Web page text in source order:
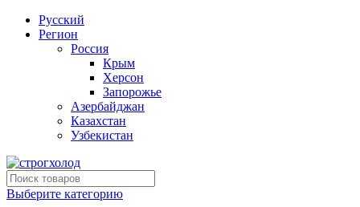
Русский
Регион
Россия
Крым
Херсон
Запорожье
Азербайджан
Казахстан
Узбекистан
Выберите категорию